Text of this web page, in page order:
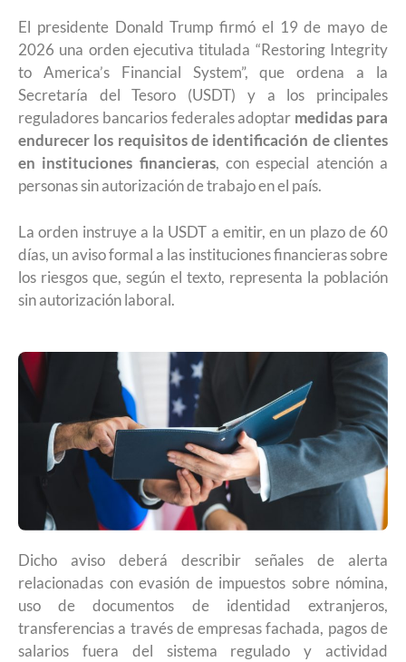
El presidente Donald Trump firmó el 19 de mayo de
2026 una orden ejecutiva titulada “Restoring Integrity
to America’s Financial System”, que ordena a la
Secretaría del Tesoro (USDT) y a los principales
reguladores bancarios federales adoptar medidas para
endurecer los requisitos de identificación de clientes
en instituciones financieras, con especial atención a
personas sin autorización de trabajo en el país.
La orden instruye a la USDT a emitir, en un plazo de 60
días, un aviso formal a las instituciones financieras sobre
los riesgos que, según el texto, representa la población
sin autorización laboral.
Dicho aviso deberá describir señales de alerta
relacionadas con evasión de impuestos sobre nómina,
uso de documentos de identidad extranjeros,
transferencias a través de empresas fachada, pagos de
salarios fuera del sistema regulado y actividad